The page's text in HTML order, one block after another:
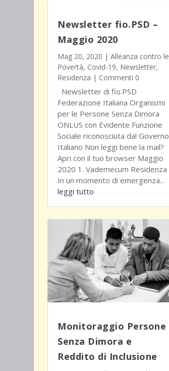
Newsletter fio.PSD –
Maggio 2020
Mag 20, 2020 |Alleanza contro le
Povertà, Covid-19, Newsletter,
Residenza | Commenti 0
Newsletter di fio.PSD
Federazione Italiana Organismi
per le Persone Senza Dimora
ONLUS con Evidente Funzione
Sociale riconosciuta dal Governo
Italiano Non leggi bene la mail?
Apri con il tuo browser Maggio
2020 1. Vademecum Residenza
In un momento di emergenza...
leggi tutto
Monitoraggio Persone
Senza Dimora e
Reddito di Inclusione